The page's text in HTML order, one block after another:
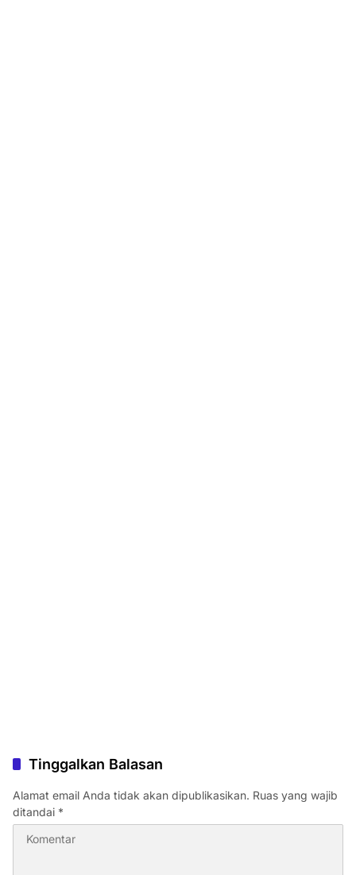
Tinggalkan Balasan
Alamat email Anda tidak akan dipublikasikan. Ruas yang wajib
ditandai *